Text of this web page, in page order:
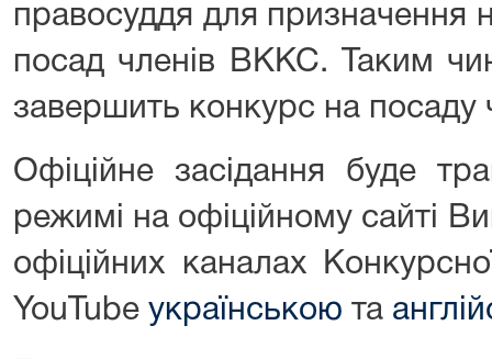
правосуддя для призначення
посад членів ВККС. Таким
завершить конкурс на
Офіційне засідання буде
режимі на офіційному сайті
офіційних каналах
YouTube українською та